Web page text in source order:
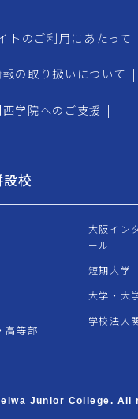
トのご利用にあたって
の取り扱いについて |
西学院へのご支援 |
校
高等部
大阪イン
ール
短期大学
大学・大
学校法人
Junior College. All